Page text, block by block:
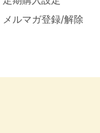
メルマガ登録/解除